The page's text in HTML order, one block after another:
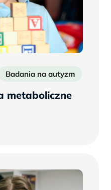
Badania na autyzm
metaboliczne